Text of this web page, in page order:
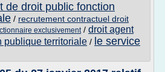
de droit public fonction
/ recrutement contractuel droit
exclusivement/ droit agent
publique territoriale / le service